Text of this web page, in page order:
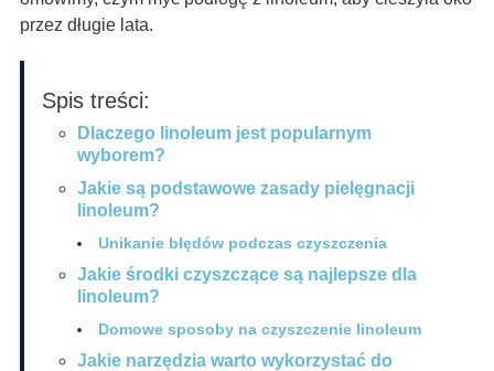
przez długie lata.
Spis treści:
Dlaczego linoleum jest popularnym
wyborem?
Jakie są podstawowe zasady pielęgnacji
linoleum?
Unikanie błędów podczas czyszczenia
Jakie środki czyszczące są najlepsze dla
linoleum?
Domowe sposoby na czyszczenie linoleum
Jakie narzędzia warto wykorzystać do